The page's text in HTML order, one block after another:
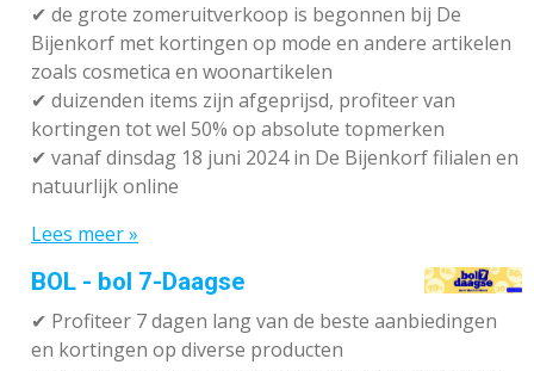
✔ de grote zomeruitverkoop is begonnen bij De
Bijenkorf met kortingen op mode en andere artikelen
zoals cosmetica en woonartikelen
✔ duizenden items zijn afgeprijsd, profiteer van
kortingen tot wel 50% op absolute topmerken
✔ vanaf dinsdag 18 juni 2024 in De Bijenkorf filialen en
natuurlijk online
Lees meer »
BOL - bol 7-Daagse
✔ Profiteer 7 dagen lang van de beste aanbiedingen
en kortingen op diverse producten